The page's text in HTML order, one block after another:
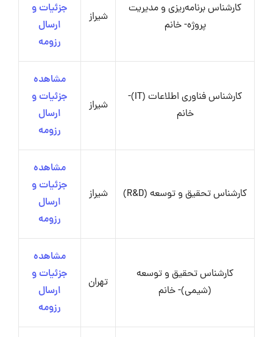
کارشناس برنامه‌ریزی و مدیریت
پروژه- خانم
شیراز
جزئیات و
ارسال
رزومه
کارشناس فناوری اطلاعات (IT)-
خانم
شیراز
مشاهده
جزئیات و
ارسال
رزومه
کارشناس تحقیق و توسعه (R&D) شیراز
مشاهده
جزئیات و
ارسال
رزومه
کارشناس تحقیق و توسعه
(شیمی)- خانم
تهران
مشاهده
جزئیات و
ارسال
رزومه